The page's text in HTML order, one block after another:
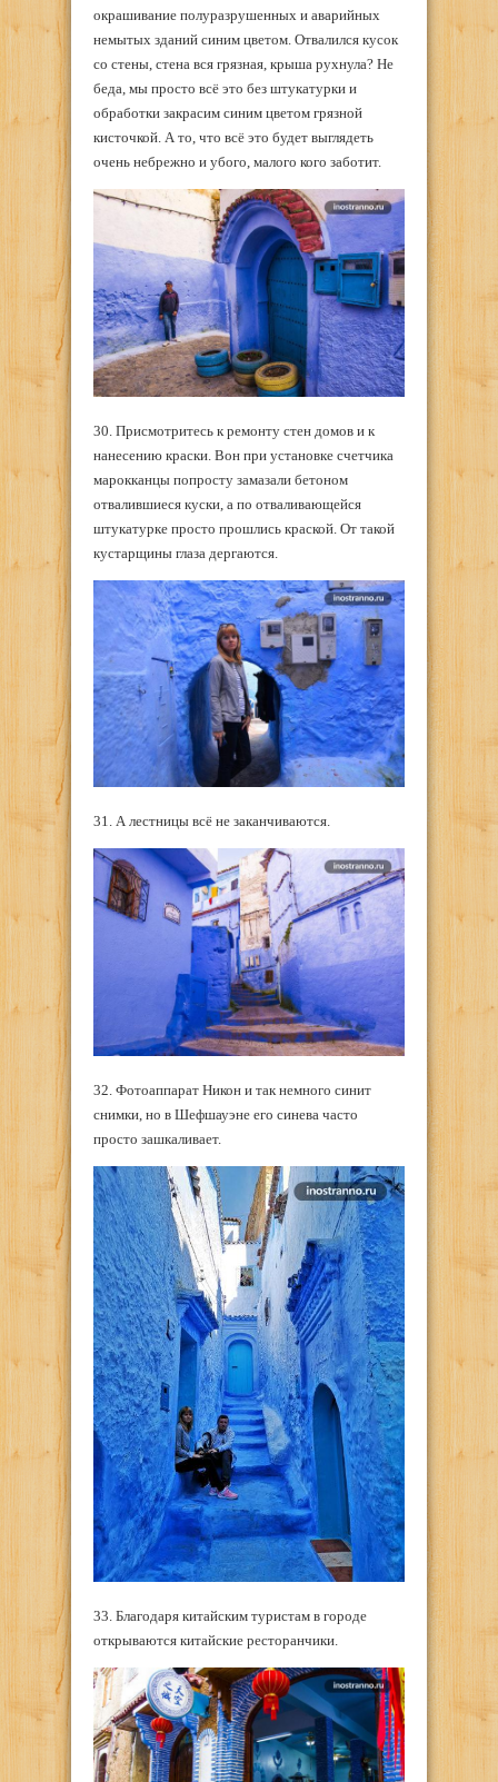
окрашивание полуразрушенных и аварийных
немытых зданий синим цветом. Отвалился кусок
со стены, стена вся грязная, крыша рухнула? Не
беда, мы просто всё это без штукатурки и
обработки закрасим синим цветом грязной
кисточкой. А то, что всё это будет выглядеть
очень небрежно и убого, малого кого заботит.
30. Присмотритесь к ремонту стен домов и к
нанесению краски. Вон при установке счетчика
марокканцы попросту замазали бетоном
отвалившиеся куски, а по отваливающейся
штукатурке просто прошлись краской. От такой
кустарщины глаза дергаются.
31. А лестницы всё не заканчиваются.
32. Фотоаппарат Никон и так немного синит
снимки, но в Шефшауэне его синева часто
просто зашкаливает.
33. Благодаря китайским туристам в городе
открываются китайские ресторанчики.